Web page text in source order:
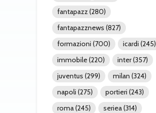
fantapazz(280)
fantapazznews (827)
formazioni (700) icardi (245)
immobile(220) inter(357)
juventus (299) milan (324)
napoli (275) portieri (243)
roma(245) seriea(314)